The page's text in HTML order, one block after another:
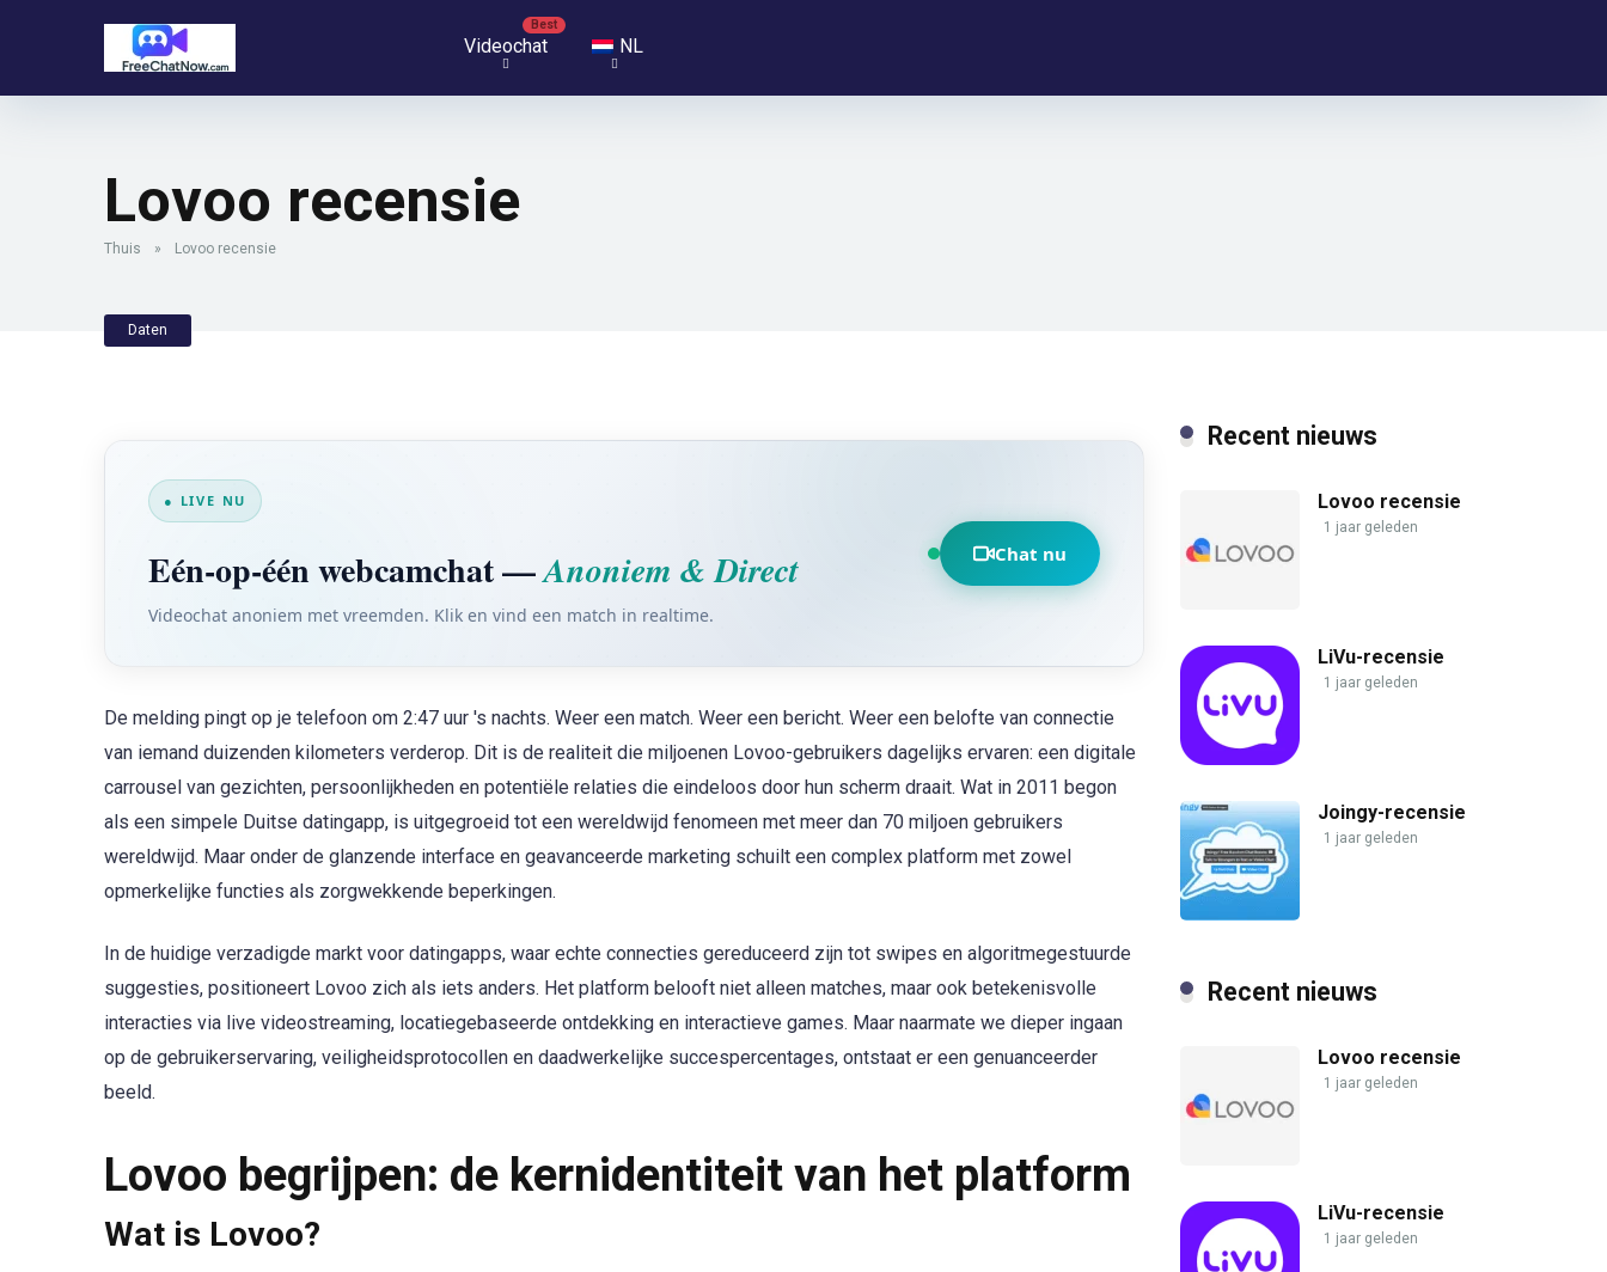
Videochat NL
Lovoo recensie
Thuis » Lovoo recensie
Daten
● LIVE NU
Eén-op-één webcamchat —Anoniem & Direct
Videochat anoniem met vreemden. Klik en vind een match in realtime.
Chat nu
De melding pingt op je telefoon om 2:47 uur 's nachts. Weer een match. Weer een bericht. Weer een belofte van connectie
van iemand duizenden kilometers verderop. Dit is de realiteit die miljoenen Lovoo-gebruikers dagelijks ervaren: een digitale
carrousel van gezichten, persoonlijkheden en potentiële relaties die eindeloos door hun scherm draait. Wat in 2011 begon
als een simpele Duitse datingapp, is uitgegroeid tot een wereldwijd fenomeen met meer dan 70 miljoen gebruikers
wereldwijd. Maar onder de glanzende interface en geavanceerde marketing schuilt een complex platform met zowel
opmerkelijke functies als zorgwekkende beperkingen.
In de huidige verzadigde markt voor datingapps, waar echte connecties gereduceerd zijn tot swipes en algoritmegestuurde
suggesties, positioneert Lovoo zich als iets anders. Het platform belooft niet alleen matches, maar ook betekenisvolle
interacties via live videostreaming, locatiegebaseerde ontdekking en interactieve games. Maar naarmate we dieper ingaan
op de gebruikerservaring, veiligheidsprotocollen en daadwerkelijke succespercentages, ontstaat er een genuanceerder
beeld.
Lovoo begrijpen: de kernidentiteit van het platform
Wat is Lovoo?
Recent nieuws
Lovoo recensie
1 jaar geleden
LiVu-recensie
1 jaar geleden
Joingy-recensie
1 jaar geleden
Recent nieuws
Lovoo recensie
1 jaar geleden
LiVu-recensie
1 jaar geleden